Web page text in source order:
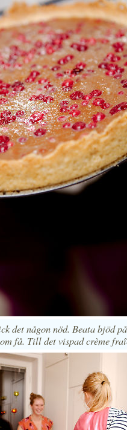
det någon nöd. Beata bjöd
få. Till det vispad crème